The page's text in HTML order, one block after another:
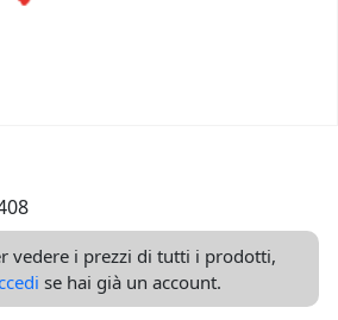
vedere i prezzi di tutti i prodotti,
se hai già un account.